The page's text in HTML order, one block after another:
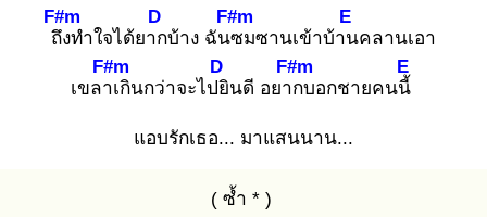
ถึง
F#m
ทำใจได้ยาก
D
บ้าง ฉันซ
F#m
มซานเข้าบ้าน
E
คลานเอา
เขลาเ
F#m
กินกว่าจะไปยิ
D
นดี อยาก
F#m
บอกชายคนนี้
E
แอบรักเธอ... มาแสนนาน...
( ซ้ำ * )